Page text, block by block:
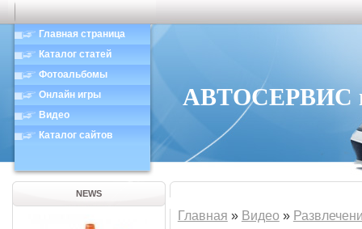
Главная страница
Каталог статей
Фотоальбомы
Онлайн игры
Видео
Каталог сайтов
АВТОСЕРВИС в
NEWS
Главная » Видео »